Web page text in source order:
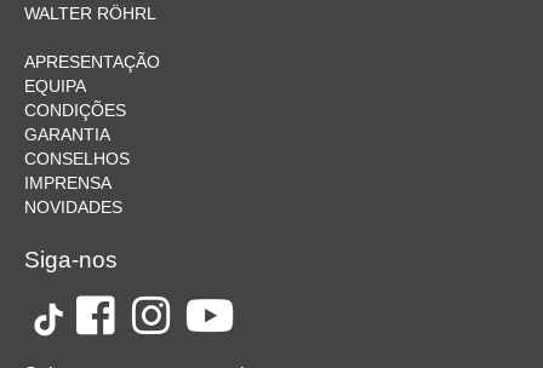
WALTER RÖHRL
APRESENTAÇÃO
EQUIPA
CONDIÇÕES
GARANTIA
CONSELHOS
IMPRENSA
NOVIDADES
Siga-nos